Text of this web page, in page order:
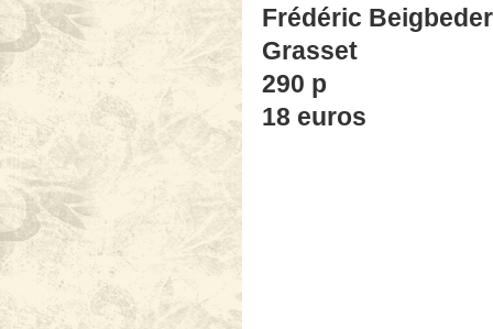
Frédéric Beigbeder
Grasset
290 p
18 euros